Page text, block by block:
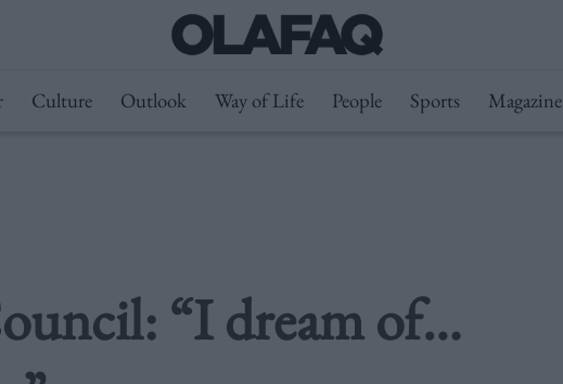
Culture Outlook Way of Life People Sports Magazine
“I dream of…